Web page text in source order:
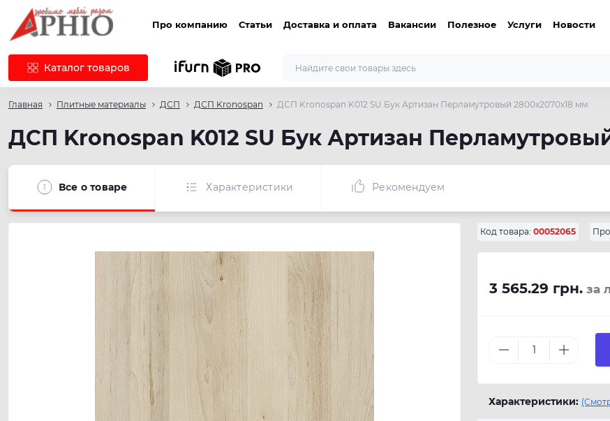
Про компанию Статьи Доставка и оплата Вакансии Полезное Услуги Новости
Каталог товаров
Главная Плитные материалы ДСП ДСП Kronospan ДСП Kronospan K012 SU Бук Артизан Перламутровый 2800x2070x18 мм
ДСП Kronospan K012 SU Бук Артизан
Все о товаре Характеристики Рекомендуем
Код товара: 00052065
3 565.29 грн. за
Характеристики: